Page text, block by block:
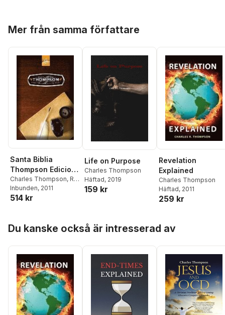
Mer från samma författare
Santa Biblia
Thompson Edicion-
Rvr 1960
Charles Thompson, Rvr
1960- Reina Valera
1960
Inbunden, 2011
514 kr
Life on Purpose
Charles Thompson
Häftad, 2019
159 kr
Revelation
Explained
Charles Thompson
Häftad, 2011
259 kr
Du kanske också är intresserad av